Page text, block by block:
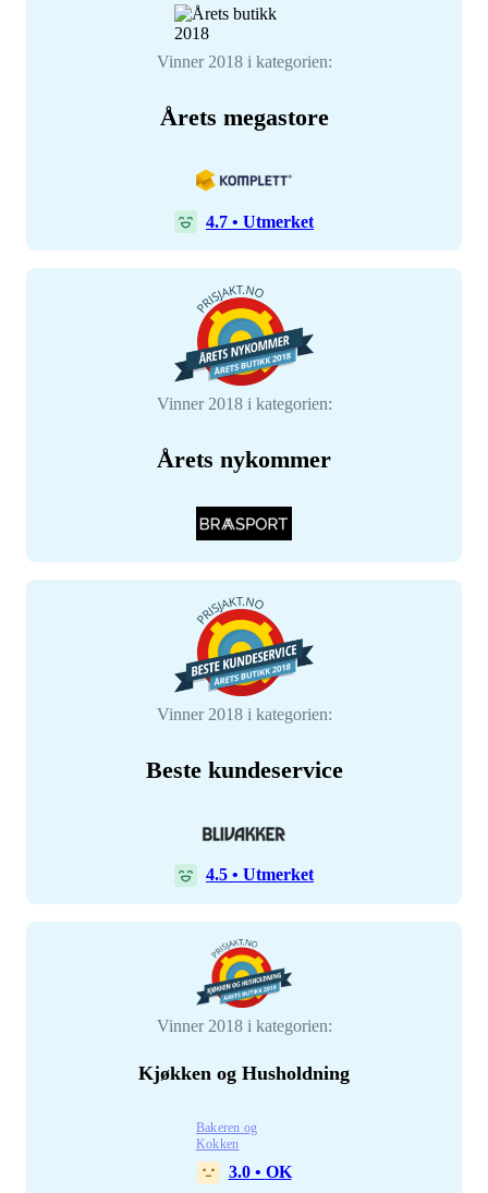
Vinner 2018 i kategorien:
Årets megastore
4.7 • Utmerket
Vinner 2018 i kategorien:
Årets nykommer
Vinner 2018 i kategorien:
Beste kundeservice
4.5 • Utmerket
Vinner 2018 i kategorien:
Kjøkken og Husholdning
Bakeren og
Kokken
3.0• OK